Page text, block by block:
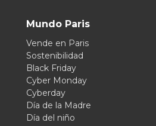
Mundo Paris
Vende en Paris
Sostenibilidad
Black Friday
Cyber Monday
Cyberday
Día de la Madre
Día del niño